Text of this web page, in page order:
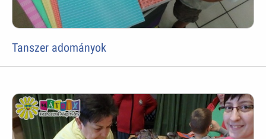
Tanszer adományok